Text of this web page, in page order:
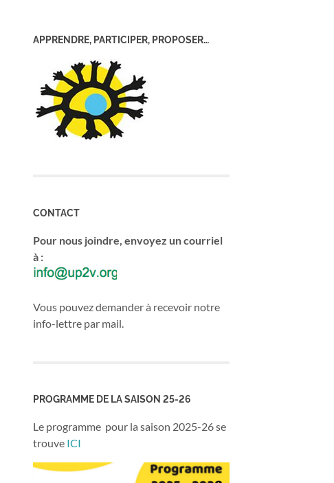
APPRENDRE, PARTICIPER, PROPOSER…
CONTACT
Pour nous joindre, envoyez un courriel
à :
Vous pouvez demander à recevoir notre
info-lettre par mail.
PROGRAMME DE LA SAISON 25-26
Le programme pour la saison 2025-26 se
trouve ICI